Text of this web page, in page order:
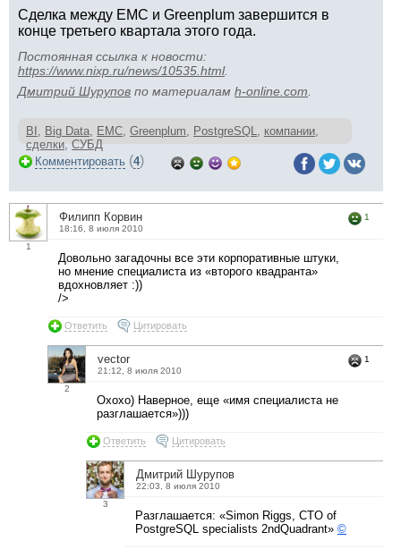
Сделка между EMC и Greenplum завершится в
конце третьего квартала этого года.
Постоянная ссылка к новости:
https://www.nixp.ru/news/10535.html.
Дмитрий Шурупов по материалам h-online.com
BI , Big Data, EMC, Greenplum, PostgreSQL, компании,
сделки, СУБД
Комментировать (4)
1
Филипп Корвин
18:16, 8 июля 2010
1
Довольно загадочны все эти корпоративные штуки,
но мнение специалиста из «второго квадранта»
вдохновляет :))
/>
Ответить Цитировать
2
vector
21:12, 8 июля 2010
1
Охохо) Наверное, еще «имя специалиста не
разглашается»)))
Ответить Цитировать
3
Дмитрий Шурупов
22:03, 8 июля 2010
Разглашается: «Simon Riggs, CTO of
PostgreSQL specialists 2ndQuadrant» ©